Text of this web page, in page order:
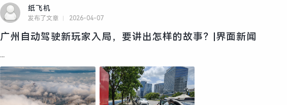
纸飞机
发布了文章 2026-04-07
广州自动驾驶新玩家入局，要讲出怎样的故事？|界面新闻
...